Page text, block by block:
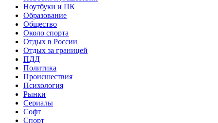
Ноутбуки и ПК
Образование
Общество
Около спорта
Отдых в России
Отдых за границей
ПДД
Политика
Происшествия
Психология
Рынки
Сериалы
Софт
Спорт